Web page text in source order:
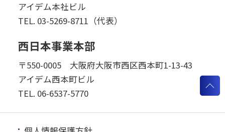
アイデム本社ビル
TEL. 03-5269-8711（代表）
西日本事業本部
〒550-0005 大阪府大阪市西区西本町1-13-43
アイデム西本町ビル
TEL. 06-6537-5770